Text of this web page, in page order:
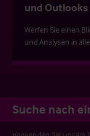
und Outlooks
Werfen Sie einen
und Analysen in
Suche nach